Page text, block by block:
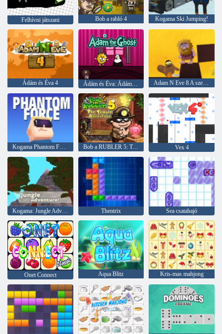
Felhívni játszani Bob a rabló 4 Kogama Ski Jumping!
Ádám és Éva 4 Ádám és Éva: Ádám Ghost Adam N Eve 8 A szerelmi küldetés
Kogama Phantom Force Bob a RUBLER 5: Templom kalandja Vex 4
Kogama: Jungle Adventure Thentrix Sea csatahajó
Onet Connect Aqua Blitz Kris-mas mahjong